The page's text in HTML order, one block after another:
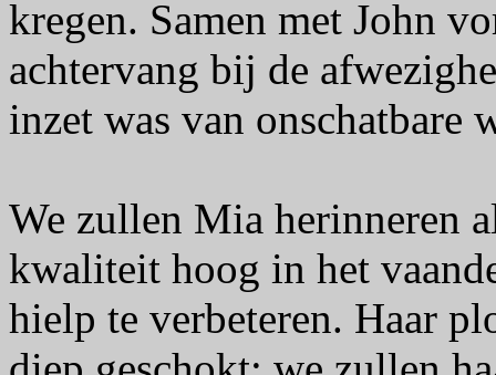
kregen. Samen met John
achtervang bij de
inzet was van onschatbare
We zullen Mia herinneren
kwaliteit hoog in het
hielp te verbeteren. Haar